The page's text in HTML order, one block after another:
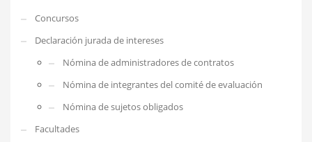
Concursos
Declaración jurada de intereses
Nómina de administradores de contratos
Nómina de integrantes del comité de evaluación
Nómina de sujetos obligados
Facultades